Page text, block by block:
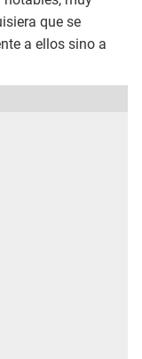
que se
a ellos sino a